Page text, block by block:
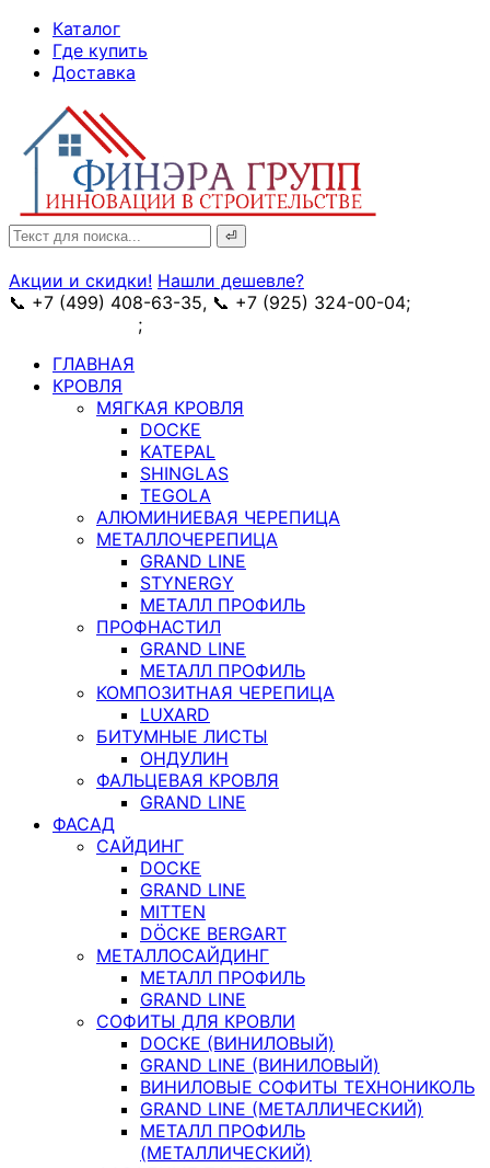
Skip
Content
Каталог
Где купить
Доставка
Search
for:
Акции и скидки! Нашли дешевле?
📞 +7 (499) 408-63-35, 📞 +7 (925) 324-00-04;
;
ГЛАВНАЯ
КРОВЛЯ
МЯГКАЯ КРОВЛЯ
DOCKE
KATEPAL
SHINGLAS
TEGOLA
АЛЮМИНИЕВАЯ ЧЕРЕПИЦА
МЕТАЛЛОЧЕРЕПИЦА
GRAND LINE
STYNERGY
МЕТАЛЛ ПРОФИЛЬ
ПРОФНАСТИЛ
GRAND LINE
МЕТАЛЛ ПРОФИЛЬ
КОМПОЗИТНАЯ ЧЕРЕПИЦА
LUXARD
БИТУМНЫЕ ЛИСТЫ
ОНДУЛИН
ФАЛЬЦЕВАЯ КРОВЛЯ
GRAND LINE
ФАСАД
САЙДИНГ
DOCKE
GRAND LINE
MITTEN
DÖCKE BERGART
МЕТАЛЛОСАЙДИНГ
МЕТАЛЛ ПРОФИЛЬ
GRAND LINE
СОФИТЫ ДЛЯ КРОВЛИ
DOCKE (ВИНИЛОВЫЙ)
GRAND LINE (ВИНИЛОВЫЙ)
ВИНИЛОВЫЕ СОФИТЫ ТЕХНОНИКОЛЬ
GRAND LINE (МЕТАЛЛИЧЕСКИЙ)
МЕТАЛЛ ПРОФИЛЬ
(МЕТАЛЛИЧЕСКИЙ)